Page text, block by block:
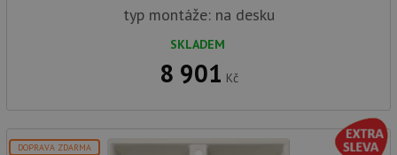
typ montáže: na desku
SKLADEM
8 901 Kč
DOPRAVA ZDARMA